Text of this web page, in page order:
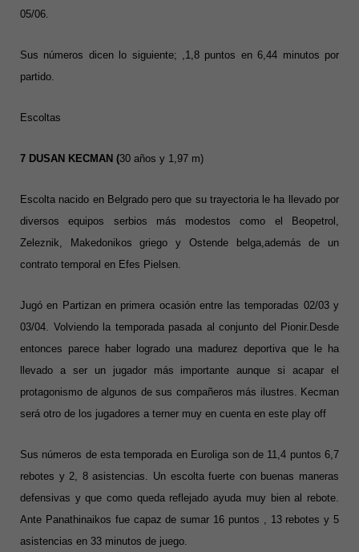
05/06.
Sus números dicen lo siguiente; ,1,8 puntos en 6,44 minutos por
partido.
Escoltas
7 DUSAN KECMAN (30 años y 1,97 m)
Escolta nacido en Belgrado pero que su trayectoria le ha llevado por
diversos equipos serbios más modestos como el Beopetrol,
Zeleznik, Makedonikos griego y Ostende belga,además de un
contrato temporal en Efes Pielsen.
Jugó en Partizan en primera ocasión entre las temporadas 02/03 y
03/04. Volviendo la temporada pasada al conjunto del Pionir.Desde
entonces parece haber logrado una madurez deportiva que le ha
llevado a ser un jugador más importante aunque si acapar el
protagonismo de algunos de sus compañeros más ilustres. Kecman
será otro de los jugadores a terner muy en cuenta en este play off
Sus números de esta temporada en Euroliga son de 11,4 puntos 6,7
rebotes y 2, 8 asistencias. Un escolta fuerte con buenas maneras
defensivas y que como queda reflejado ayuda muy bien al rebote.
Ante Panathinaikos fue capaz de sumar 16 puntos , 13 rebotes y 5
asistencias en 33 minutos de juego.